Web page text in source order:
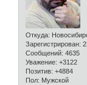
Откуда:
Зарегистрирован:
Сообщений: 4635
Уважение: +3122
Позитив: +4884
Пол: Мужской